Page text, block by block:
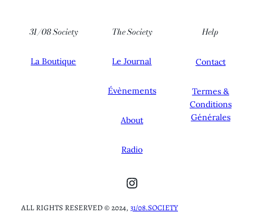
31/08 Society
La Boutique
The Society
Le Journal
Évènements
About
Radio
Help
Contact
Termes &
Conditions
Générales
Instagram
ALL RIGHTS RESERVED © 2024, 31/08.SOCIETY